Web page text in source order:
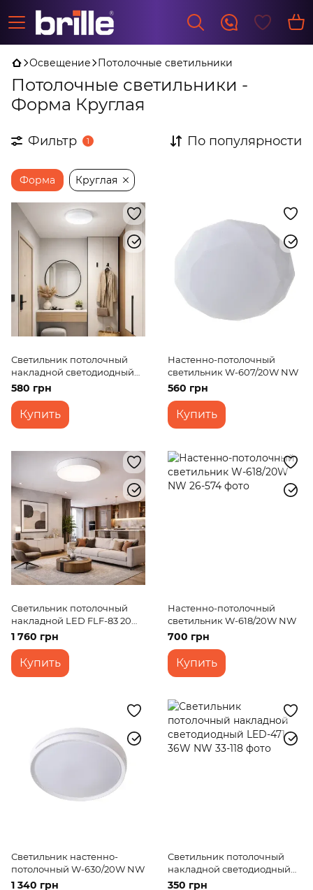
Освещение Потолочные светильники
Потолочные светильники -
Форма Круглая
Фильтр 1 По популярности
Форма Круглая
Светильник потолочный
накладной светодиодный
LED-471/50W NW
580 грн
Купить
Настенно-потолочный
светильник W-607/20W NW
560 грн
Купить
Светильник потолочный
накладной LED FLF-83 20W
NW WH
1 760 грн
Купить
Настенно-потолочный
светильник W-618/20W NW
700 грн
Купить
Светильник настенно-
потолочный W-630/20W NW
1 340 грн
Светильник потолочный
накладной светодиодный
LED-471 36W NW
350 грн